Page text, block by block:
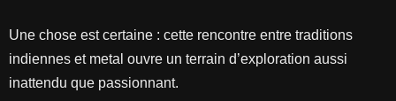
Une chose est certaine : cette rencontre entre traditions
indiennes et metal ouvre un terrain d’exploration aussi
inattendu que passionnant.